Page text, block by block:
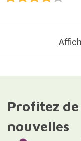
Profitez
nouvelles